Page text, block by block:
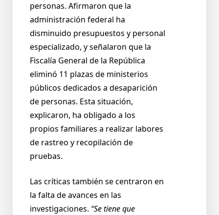
personas. Afirmaron que la
administración federal ha
disminuido presupuestos y personal
especializado, y señalaron que la
Fiscalía General de la República
eliminó 11 plazas de ministerios
públicos dedicados a desaparición
de personas. Esta situación,
explicaron, ha obligado a los
propios familiares a realizar labores
de rastreo y recopilación de
pruebas.
Las críticas también se centraron en
la falta de avances en las
investigaciones. “Se tiene que